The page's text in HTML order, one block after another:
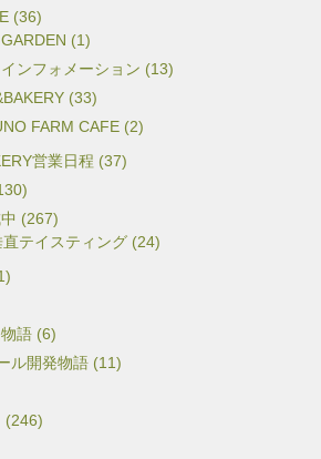
(36)
(1)
ンフォメーション (13)
(33)
FARM CAFE (2)
営業日程 (37)
(267)
テイスティング (24)
語 (6)
ル開発物語 (11)
(246)